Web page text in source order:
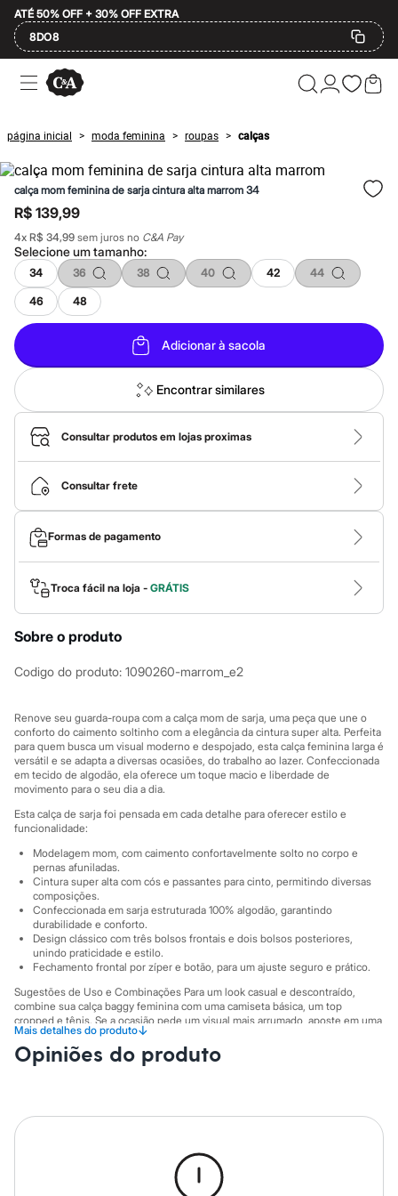
ATÉ 50% OFF + 30% OFF EXTRA
8DO8
Ofertas
Compre por Departamento
Masculino
Infantil
Calçados
Mindse7
Plus Size
Até 20% off
Até 40% off
Até 60% off
A partir de 60% off
Feminino
Em alta
Inverno
Alfaiataria
Novidades
Roupas
Blusas e Camisetas
Básicos
Calças
Casacos e Jaquetas
Jeans
Macacões
Saias
Shorts e Bermudas
Vestidos
Acessórios
Bolsas
Bonés e Chapéus
Bijoux
Cintos
Óculos
Relógios
Calçados
Botas
Rasteirinhas
Tênis
Marcas
City
Clock House
Mindset
Yessica
Moda esportiva
Acessórios
Blusas
Calçados
Leggings
Shorts e Bermudas
Tops
Moda íntima
Calcinhas
Cintas e Modeladores
Meias
Pijamas
Sutiãs e Tops
Moda praia
Biquínis
Plus size
Blusas e Camisetas
página inicial > moda feminina > roupas > calças
calça mom feminina de sarja cintura alta marrom 34
R$ 139,99
4x R$ 34,99 sem juros no C&A Pay
Selecione umtamanho:
34 36 38 40 42 44
46 48
Adicionar à sacola
Encontrar similares
Consultar produtos em lojas proximas
Consultar frete
Formas de pagamento
Troca fácil na loja - GRÁTIS
Sobre o produto
Codigo do produto: 1090260-marrom_e2
Renove seu guarda-roupa com a calça mom de sarja, uma peça que une o
conforto do caimento soltinho com a elegância da cintura super alta. Perfeita
para quem busca um visual moderno e despojado, esta calça feminina larga é
versátil e se adapta a diversas ocasiões, do trabalho ao lazer. Confeccionada
em tecido de algodão, ela oferece um toque macio e liberdade de
movimento para o seu dia a dia.
Esta calça de sarja foi pensada em cada detalhe para oferecer estilo e
funcionalidade:
Modelagem mom, com caimento confortavelmente solto no corpo e
pernas afuniladas.
Cintura super alta com cós e passantes para cinto, permitindo diversas
composições.
Confeccionada em sarja estruturada 100% algodão, garantindo
durabilidade e conforto.
Design clássico com três bolsos frontais e dois bolsos posteriores,
unindo praticidade e estilo.
Fechamento frontal por zíper e botão, para um ajuste seguro e prático.
Sugestões de Uso e Combinações Para um look casual e descontraído,
combine sua calça baggy feminina com uma camiseta básica, um top
cropped e tênis. Se a ocasião pede um visual mais arrumado, aposte em uma
camisa de botão ou uma blusa de tecido fluido, finalizando com um blazer e
mocassins ou sandálias de salto. A versatilidade desta peça permite criar
produções autênticas para todos os estilos.
Mais detalhes do produto↓
Opiniões do produto